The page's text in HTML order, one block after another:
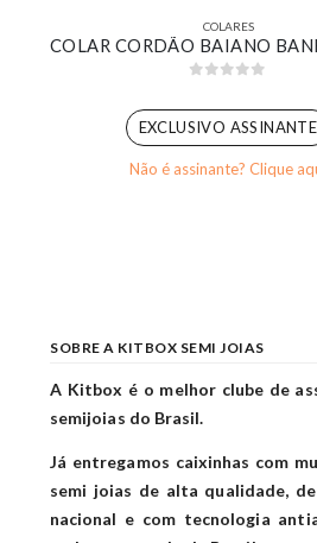
COLARES
EXCLUSIVO ASSINANTE
Não é assinante? Clique
SOBRE A KITBOX SEMI JOIAS
A Kitbox é o melhor clube de
semijoias do Brasil.
Já entregamos caixinhas com
semi joias de alta qualidade,
nacional e com tecnologia